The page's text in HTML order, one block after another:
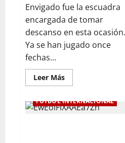
Envigado fue la escuadra
encargada de tomar
descanso en esta ocasión.
Ya se han jugado once
fechas...
Leer Más
FÚTBOL INTERNACIONAL